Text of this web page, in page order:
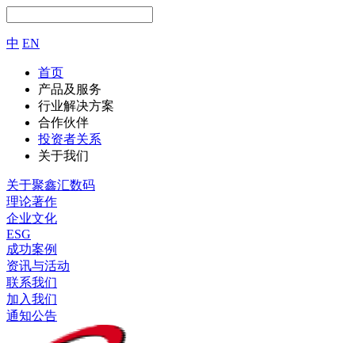
中 EN
首页
产品及服务
行业解决方案
合作伙伴
投资者关系
关于我们
关于聚鑫汇数码
理论著作
企业文化
ESG
成功案例
资讯与活动
联系我们
加入我们
通知公告